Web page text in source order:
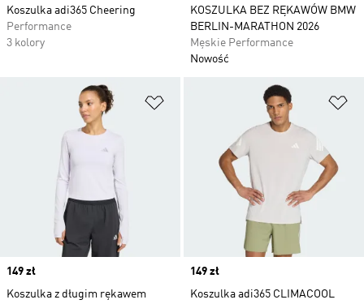
Koszulka adi365 Cheering
Performance
3 kolory
KOSZULKA BEZ RĘKAWÓW BMW
BERLIN-MARATHON 2026
Męskie Performance
Nowość
Dodaj do listy życzeń
Price
149 zł
Koszulka z długim rękawem
Price
149 zł
Koszulka adi365 CLIMACOOL